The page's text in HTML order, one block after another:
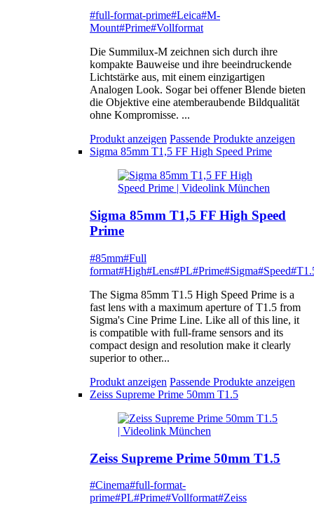
#full-format-prime#Leica#M-
Mount#Prime#Vollformat
Die Summilux-M zeichnen sich durch ihre
kompakte Bauweise und ihre beeindruckende
Lichtstärke aus, mit einem einzigartigen
Analogen Look. Sogar bei offener Blende bieten
die Objektive eine atemberaubende Bildqualität
ohne Kompromisse. ...
Produkt anzeigen Passende Produkte anzeigen
Sigma 85mm T1,5 FF High Speed Prime
Sigma 85mm T1,5 FF High Speed
Prime
#85mm#Full
format#High#Lens#PL#Prime#Sigma#Speed
The Sigma 85mm T1.5 High Speed Prime is a
fast lens with a maximum aperture of T1.5 from
Sigma's Cine Prime Line. Like all of this line, it
is compatible with full-frame sensors and its
compact design and resolution make it clearly
superior to other...
Produkt anzeigen Passende Produkte anzeigen
Zeiss Supreme Prime 50mm T1.5
Zeiss Supreme Prime 50mm T1.5
#Cinema#full-format-
prime#PL#Prime#Vollformat#Zeiss